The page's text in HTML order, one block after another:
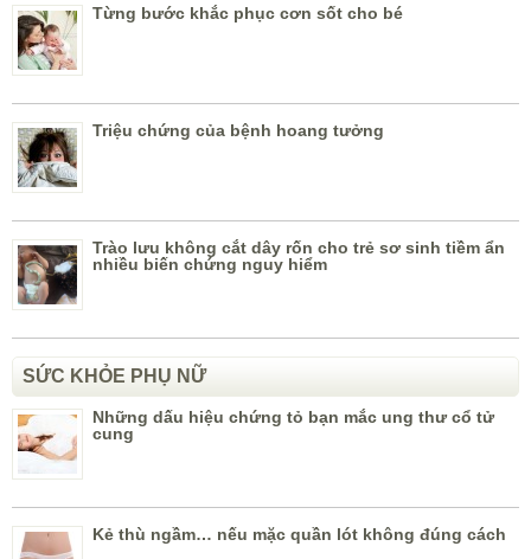
Từng bước khắc phục cơn sốt cho bé
Triệu chứng của bệnh hoang tưởng
Trào lưu không cắt dây rốn cho trẻ sơ sinh tiềm ẩn
nhiều biến chứng nguy hiểm
SỨC KHỎE PHỤ NỮ
Những dấu hiệu chứng tỏ bạn mắc ung thư cổ tử
cung
Kẻ thù ngầm… nếu mặc quần lót không đúng cách